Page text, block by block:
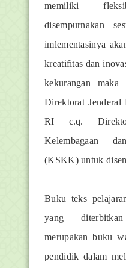
memiliki
disempurnakan
imlementasinya
kreatifitas dan
kekurangan
Direktorat Jenderal
RI c.q.
Kelembagaan
(KSKK) untuk
Buku teks
yang
merupakanbuku
pendidik dalam